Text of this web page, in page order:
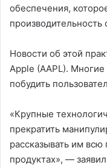
обеспечения,
Новости об этой
Apple (AAPL).
побудить
«Крупные
прекратить
рассказывать им всю
продуктах», —